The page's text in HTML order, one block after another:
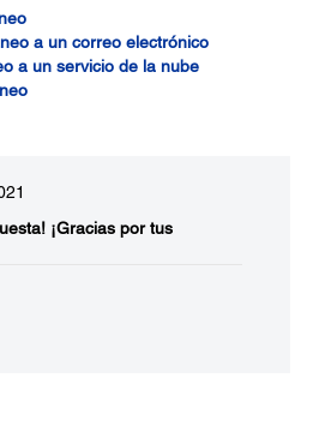
a un correo electrónico
a un servicio de la nube
¡Gracias por tus